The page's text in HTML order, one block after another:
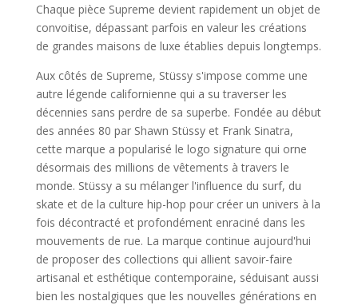
Chaque pièce Supreme devient rapidement un objet de
convoitise, dépassant parfois en valeur les créations
de grandes maisons de luxe établies depuis longtemps.
Aux côtés de Supreme, Stüssy s'impose comme une
autre légende californienne qui a su traverser les
décennies sans perdre de sa superbe. Fondée au début
des années 80 par Shawn Stüssy et Frank Sinatra,
cette marque a popularisé le logo signature qui orne
désormais des millions de vêtements à travers le
monde. Stüssy a su mélanger l'influence du surf, du
skate et de la culture hip-hop pour créer un univers à la
fois décontracté et profondément enraciné dans les
mouvements de rue. La marque continue aujourd'hui
de proposer des collections qui allient savoir-faire
artisanal et esthétique contemporaine, séduisant aussi
bien les nostalgiques que les nouvelles générations en